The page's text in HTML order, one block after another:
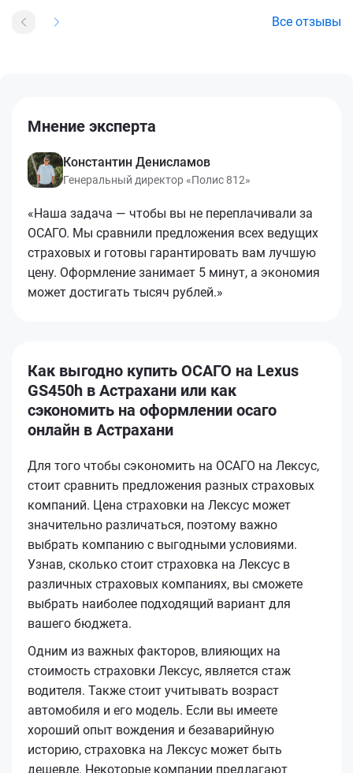
Все отзывы
Мнение эксперта
Константин Денисламов
Генеральный директор «Полис 812»
«Наша задача — чтобы вы не переплачивали за
ОСАГО. Мы сравнили предложения всех ведущих
страховых и готовы гарантировать вам лучшую
цену. Оформление занимает 5 минут, а экономия
может достигать тысяч рублей.»
Как выгодно купить ОСАГО на Lexus
GS450h в Астрахани или как
сэкономить на оформлении осаго
онлайн в Астрахани
Для того чтобы сэкономить на ОСАГО на Лексус,
стоит сравнить предложения разных страховых
компаний. Цена страховки на Лексус может
значительно различаться, поэтому важно
выбрать компанию с выгодными условиями.
Узнав, сколько стоит страховка на Лексус в
различных страховых компаниях, вы сможете
выбрать наиболее подходящий вариант для
вашего бюджета.
Одним из важных факторов, влияющих на
стоимость страховки Лексус, является стаж
водителя. Также стоит учитывать возраст
автомобиля и его модель. Если вы имеете
хороший опыт вождения и безаварийную
историю, страховка на Лексус может быть
дешевле. Некоторые компании предлагают